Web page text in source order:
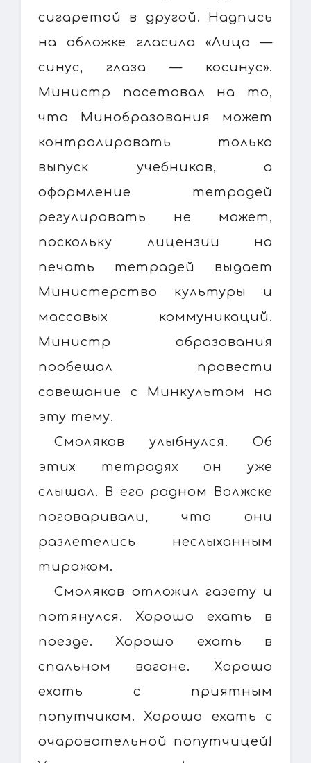
сигаретой в другой. Надпись
на обложке гласила «Лицо —
синус, глаза — косинус».
Министр посетовал на то,
что Минобразования может
контролировать только
выпуск учебников, а
оформление тетрадей
регулировать не может,
поскольку лицензии на
печать тетрадей выдает
Министерство культуры и
массовых коммуникаций.
Министр образования
пообещал провести
совещание с Минкультом на
эту тему.
Смоляков улыбнулся. Об
этих тетрадях он уже
слышал. В его родном Волжске
поговаривали, что они
разлетелись неслыханным
тиражом.
Смоляков отложил газету и
потянулся. Хорошо ехать в
поезде. Хорошо ехать в
спальном вагоне. Хорошо
ехать с приятным
попутчиком. Хорошо ехать с
очаровательной попутчицей!